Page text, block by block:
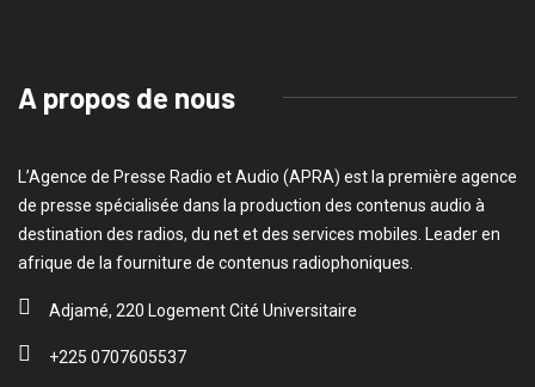
A propos de nous
L’Agence de Presse Radio et Audio (APRA) est la première agence
de presse spécialisée dans la production des contenus audio à
destination des radios, du net et des services mobiles. Leader en
afrique de la fourniture de contenus radiophoniques.
Adjamé, 220 Logement Cité Universitaire
+225 0707605537